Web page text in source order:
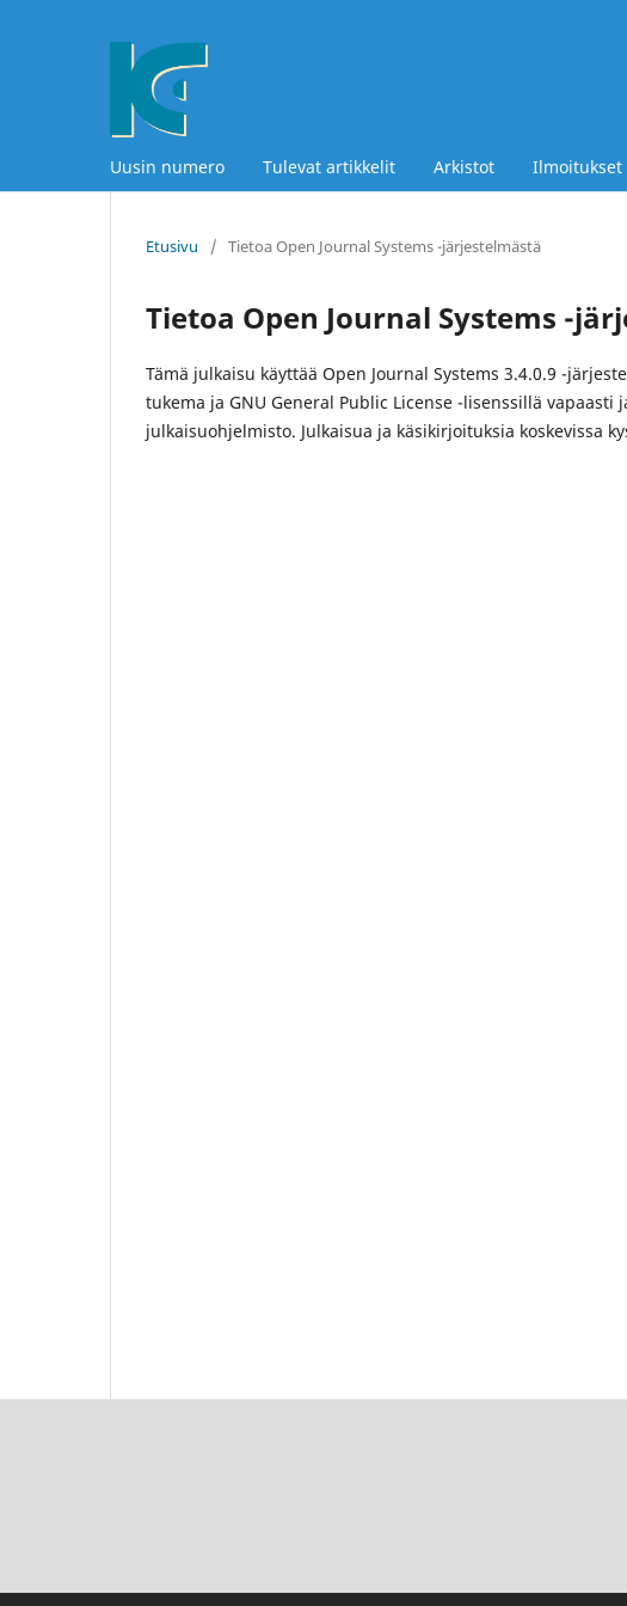
Uusin numero Tulevat artikkelit Arkistot Ilmoitukset
Etusivu / Tietoa Open Journal Systems -järjestelmästä
Tietoa Open Journal Systems -
Tämä julkaisu käyttää Open Journal Systems 3.4.0.9 -
tukema ja GNU General Public License -lisenssillä
julkaisuohjelmisto. Julkaisua ja käsikirjoituksia koskevissa